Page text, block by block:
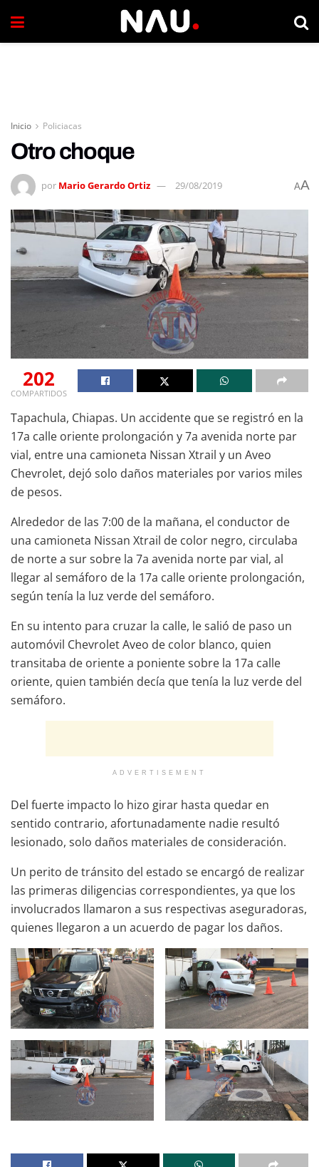
Inicio Policiacas
Otro choque
por Mario Gerardo Ortiz 29/08/2019 AA
202
COMPARTIDOS
Tapachula, Chiapas. Un accidente que se registró en la
17a calle oriente prolongación y 7a avenida norte par
vial, entre una camioneta Nissan Xtrail y un Aveo
Chevrolet, dejó solo daños materiales por varios miles
de pesos.
Alrededor de las 7:00 de la mañana, el conductor de
una camioneta Nissan Xtrail de color negro, circulaba
de norte a sur sobre la 7a avenida norte par vial, al
llegar al semáforo de la 17a calle oriente prolongación,
según tenía la luz verde del semáforo.
En su intento para cruzar la calle, le salió de paso un
automóvil Chevrolet Aveo de color blanco, quien
transitaba de oriente a poniente sobre la 17a calle
oriente, quien también decía que tenía la luz verde del
semáforo.
ADVERTISEMENT
Del fuerte impacto lo hizo girar hasta quedar en
sentido contrario, afortunadamente nadie resultó
lesionado, solo daños materiales de consideración.
Un perito de tránsito del estado se encargó de realizar
las primeras diligencias correspondientes, ya que los
involucrados llamaron a sus respectivas aseguradoras,
quienes llegaron a un acuerdo de pagar los daños.